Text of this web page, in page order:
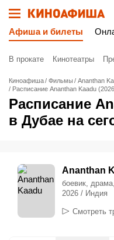
Афиша и билеты
В прокате Кинотеатры
Киноафиша Фильмы
Ananthan
Расписание Ananthan Kaadu
Расписание
в Дубае на
Ananthan
боевик,
2026 / Индия
Смотреть